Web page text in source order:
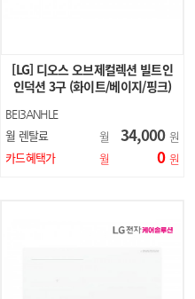
[LG] 디오스 오브제컬렉션 빌트인
인덕션 3구 (화이트/베이지/핑크)
BEI3ANHLE
BEI3ANPLE
월 렌탈료 월 34,000 원
카드혜택가
월 0 원